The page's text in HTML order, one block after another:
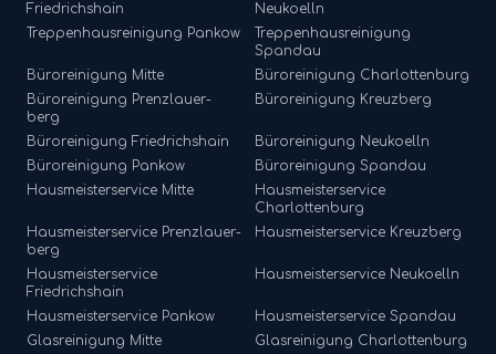
Friedrichshain
Neukoelln
Treppenhausreinigung Pankow
Treppenhausreinigung
Spandau
Büroreinigung Mitte Büroreinigung Charlottenburg
Büroreinigung Prenzlauer-
berg
Büroreinigung Kreuzberg
Büroreinigung Friedrichshain Büroreinigung Neukoelln
Büroreinigung Pankow Büroreinigung Spandau
Hausmeisterservice Mitte
Hausmeisterservice
Charlottenburg
Hausmeisterservice Prenzlauer-
berg
Hausmeisterservice Kreuzberg
Hausmeisterservice
Friedrichshain
Hausmeisterservice Neukoelln
Hausmeisterservice Pankow Hausmeisterservice Spandau
Glasreinigung Mitte Glasreinigung Charlottenburg